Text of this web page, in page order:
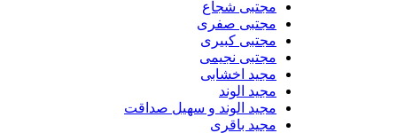
مجتبی شجاع
مجتبی صفری
مجتبی کبیری
مجتبی نجیمی
مجید اخشابی
مجید الوند‎
مجید الوند و سهیل صداقت
مجید باقری